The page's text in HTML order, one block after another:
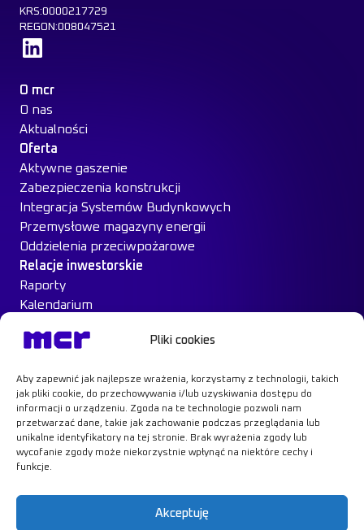
Pliki cookies
Aby zapewnić jak najlepsze wrażenia, korzystamy z technologii, takich
jak pliki cookie, do przechowywania i/lub uzyskiwania dostępu do
informacji o urządzeniu. Zgoda na te technologie pozwoli nam
przetwarzać dane, takie jak zachowanie podczas przeglądania lub
unikalne identyfikatory na tej stronie. Brak wyrażenia zgody lub
wycofanie zgody może niekorzystnie wpłynąć na niektóre cechy i
funkcje.
Akceptuję
KRS:0000217729
REGON:008047521
O mcr
O nas
Aktualności
Oferta
Aktywne gaszenie
Zabezpieczenia konstrukcji
Integracja Systemów Budynkowych
Przemysłowe magazyny energii
Oddzielenia przeciwpożarowe
Relacje inwestorskie
Raporty
Kalendarium
Materiały inwestorskie
Case Study
Kontakt
Dowiedz się więcej